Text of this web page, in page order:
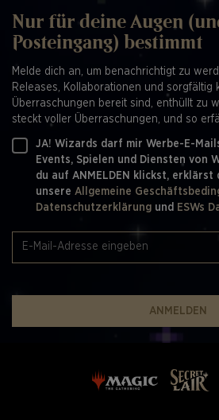
Nur für deine Augen
Posteingang) bestimmt
Melde dich an, um benachrichtigt zu
Releases, Kollaborationen und sorgfältig
Überraschungen bereit sind, enthüllt zu
steckt voller Überraschungen, und so
JA! Wizards darf mir Werbe-E-
Events, Spielen und Diensten von
du auf ANMELDEN klickst, erklärst
unsere Allgemeine
Datenschutzerklärung und ESWs
ANMELDEN